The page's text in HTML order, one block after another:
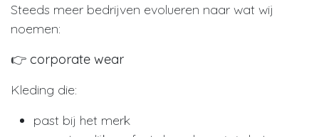
Steeds meer bedrijven evolueren naar wat wij
noemen:
👉 corporate wear
Kleding die:
past bij het merk